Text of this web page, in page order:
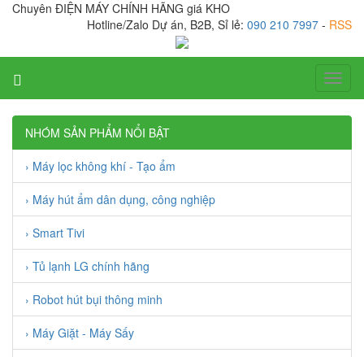
Chuyên ĐIỆN MÁY CHÍNH HÃNG giá KHO
Hotline/Zalo Dự án, B2B, Sỉ lẻ: 090 210 7997 - RSS
NHÓM SẢN PHẨM NỔI BẬT
› Máy lọc không khí - Tạo ẩm
› Máy hút ẩm dân dụng, công nghiệp
› Smart Tivi
› Tủ lạnh LG chính hãng
› Robot hút bụi thông minh
› Máy Giặt - Máy Sấy